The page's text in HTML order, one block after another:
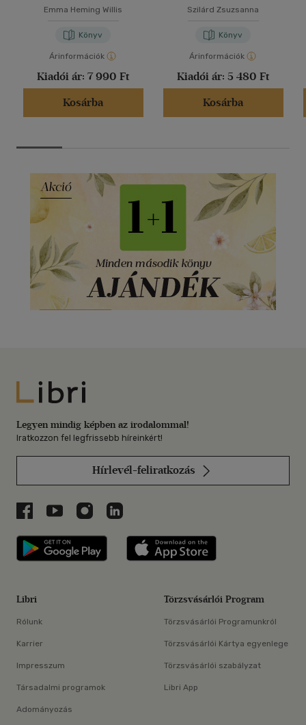
Emma Heming Willis
Könyv
Árinformációk
Kiadói ár: 7 990 Ft
Kosárba
Szilárd Zsuzsanna
Könyv
Árinformációk
Kiadói ár: 5 480 Ft
Kosárba
Libri
Legyen mindig képben az irodalommal!
Iratkozzon fel legfrissebb híreinkért!
Hírlevél-feliratkozás
Libri a Facebookon
Libri a Youtube-on
Libri az Instagramon
Libri a LinkedInen
Libri applikáció Szerezd meg: Google
Libri
Rólunk
Karrier
Impresszum
Társadalmi programok
Adományozás
Törzsvásárlói Program
Törzsvásárlói Programunkról
Törzsvásárlói Kártya egyenlege
Törzsvásárlói szabályzat
Libri App